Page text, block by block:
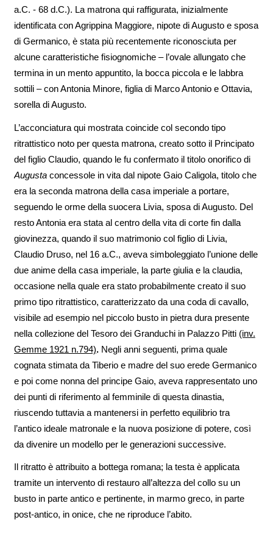
a.C. - 68 d.C.). La matrona qui raffigurata, inizialmente
identificata con Agrippina Maggiore, nipote di Augusto e sposa
di Germanico, è stata più recentemente riconosciuta per
alcune caratteristiche fisiognomiche – l’ovale allungato che
termina in un mento appuntito, la bocca piccola e le labbra
sottili – con Antonia Minore, figlia di Marco Antonio e Ottavia,
sorella di Augusto.
L’acconciatura qui mostrata coincide col secondo tipo
ritrattistico noto per questa matrona, creato sotto il Principato
del figlio Claudio, quando le fu confermato il titolo onorifico di
Augustaconcessole in vita dal nipote Gaio Caligola, titolo che
era la seconda matrona della casa imperiale a portare,
seguendo le orme della suocera Livia, sposa di Augusto. Del
resto Antonia era stata al centro della vita di corte fin dalla
giovinezza, quando il suo matrimonio col figlio di Livia,
Claudio Druso, nel 16 a.C., aveva simboleggiato l’unione delle
due anime della casa imperiale, la parte giulia e la claudia,
occasione nella quale era stato probabilmente creato il suo
primo tipo ritrattistico, caratterizzato da una coda di cavallo,
visibile ad esempio nel piccolo busto in pietra dura presente
nella collezione del Tesoro dei Granduchi in Palazzo Pitti (inv.
Gemme 1921 n.794).Negli anni seguenti, prima quale
cognata stimata da Tiberio e madre del suo erede Germanico
e poi come nonna del principe Gaio, aveva rappresentato uno
dei punti di riferimento al femminile di questa dinastia,
riuscendo tuttavia a mantenersi in perfetto equilibrio tra
l’antico ideale matronale e la nuova posizione di potere, così
da divenire un modello per le generazioni successive.
Il ritratto è attribuito a bottega romana; la testa è applicata
tramite un intervento di restauro all’altezza del collo su un
busto in parte antico e pertinente, in marmo greco, in parte
post-antico, in onice, che ne riproduce l’abito.